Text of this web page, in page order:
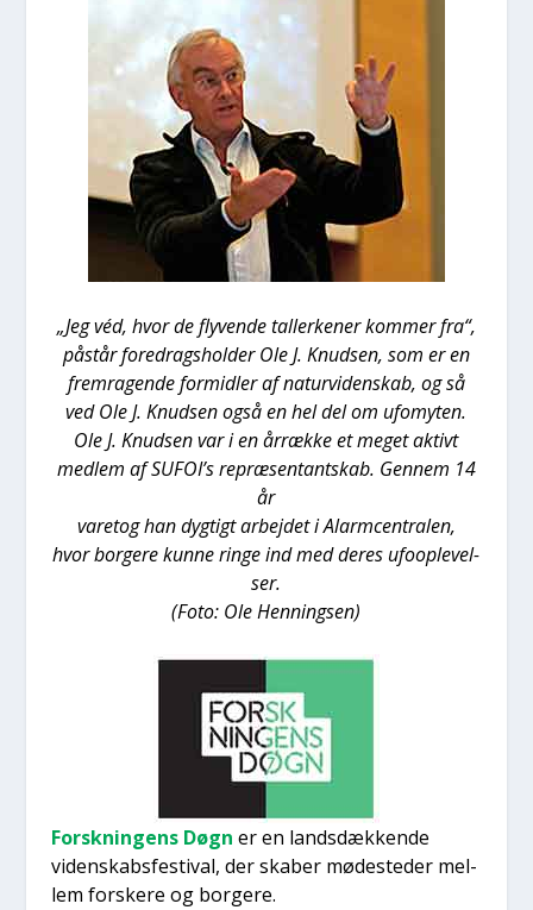
„Jeg véd, hvor de fly­ven­de tal­ler­ke­ner kom­mer fra“,
påstår fored­rags­hol­der Ole J. Knud­sen, som er en
frem­ra­gen­de for­mid­ler af natur­vi­den­skab, og så
ved Ole J. Knud­sen også en hel del om ufo­myten.
Ole J. Knud­sen var i en årræk­ke et meget aktivt
med­lem af SUFOI’s repræ­sen­tant­skab. Gen­nem 14
år
vare­tog han dyg­tigt arbej­det i Alarm­cen­tra­len,
hvor bor­ge­re kun­ne rin­ge ind med deres ufoop­le­vel­
ser.
(Foto: Ole Hen­nings­en)
Forsk­nin­gens Døgn er en lands­dæk­ken­de
viden­skabs­festi­val, der ska­ber møde­ste­der mel­
lem for­ske­re og bor­ge­re.